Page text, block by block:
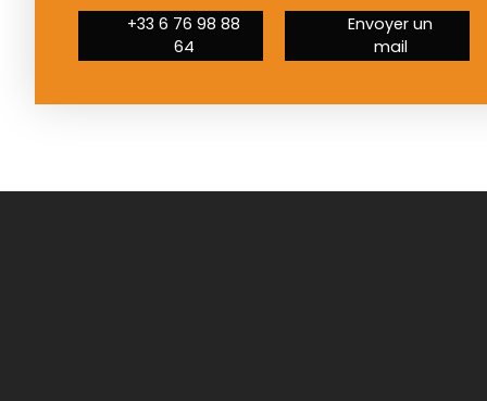
+33 6 76 98 88
64
Envoyer un
mail